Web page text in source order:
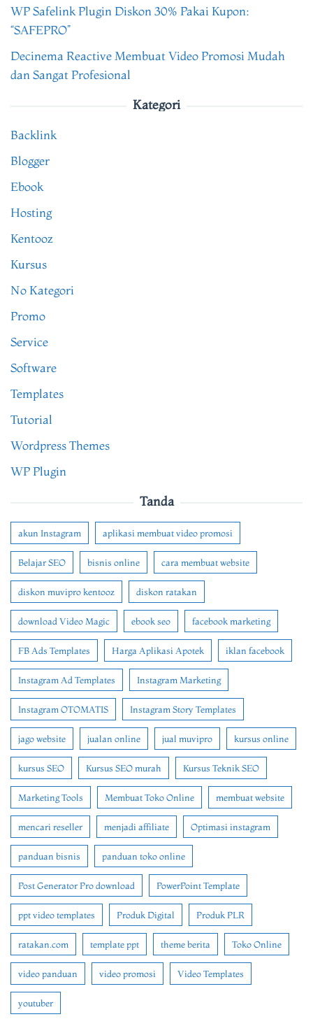
WP Safelink Plugin Diskon 30% Pakai Kupon:
“SAFEPRO”
Decinema Reactive Membuat Video Promosi Mudah
dan Sangat Profesional
Kategori
Backlink
Blogger
Ebook
Hosting
Kentooz
Kursus
No Kategori
Promo
Service
Software
Templates
Tutorial
Wordpress Themes
WP Plugin
Tanda
akun Instagram aplikasi membuat video promosi
Belajar SEO bisnis online cara membuat website
diskon muvipro kentooz diskon ratakan
download Video Magic ebook seo facebook marketing
FB Ads Templates Harga Aplikasi Apotek iklan facebook
Instagram Ad Templates Instagram Marketing
Instagram OTOMATIS Instagram Story Templates
jago website jualan online jual muvipro kursus online
kursus SEO Kursus SEO murah Kursus Teknik SEO
Marketing Tools Membuat Toko Online membuat website
mencari reseller menjadi affiliate Optimasi instagram
panduan bisnis panduan toko online
Post Generator Pro download PowerPoint Template
ppt video templates Produk Digital Produk PLR
ratakan.com template ppt theme berita Toko Online
video panduan video promosi Video Templates
youtuber